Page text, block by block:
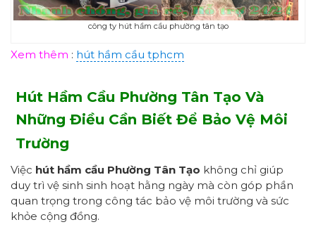
công ty hút hầm cầu phường tân tạo
Xem thêm : hút hầm cầu tphcm
Hút Hầm Cầu Phường Tân Tạo Và
Những Điều Cần Biết Để Bảo Vệ Môi
Trường
Việc hút hầm cầu Phường Tân Tạo không chỉ giúp
duy trì vệ sinh sinh hoạt hằng ngày mà còn góp phần
quan trọng trong công tác bảo vệ môi trường và sức
khỏe cộng đồng.